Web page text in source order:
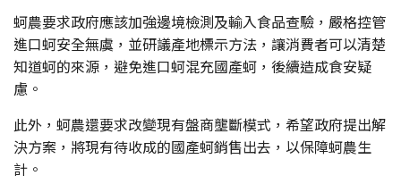
蚵農要求政府應該加強邊境檢測及輸入食品查驗，嚴格控管
進口蚵安全無虞，並研議產地標示方法，讓消費者可以清楚
知道蚵的來源，避免進口蚵混充國產蚵，後續造成食安疑
慮。
此外，蚵農還要求改變現有盤商壟斷模式，希望政府提出解
決方案，將現有待收成的國產蚵銷售出去，以保障蚵農生
計。